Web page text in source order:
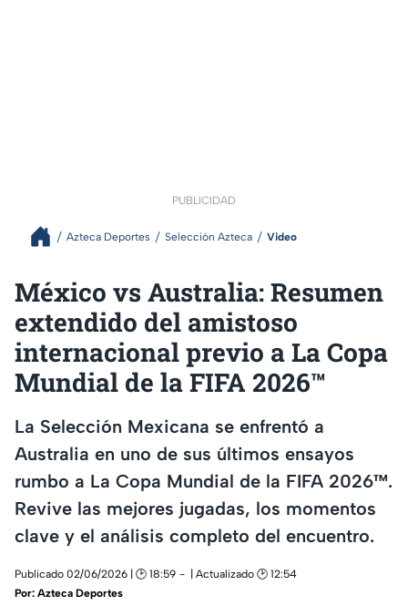
PUBLICIDAD
Azteca Deportes Selección Azteca Video
México vs Australia: Resumen
extendido del amistoso
internacional previo a La Copa
Mundial de la FIFA 2026™
La Selección Mexicana se enfrentó a
Australia en uno de sus últimos ensayos
rumbo a La Copa Mundial de la FIFA 2026™.
Revive las mejores jugadas, los momentos
clave y el análisis completo del encuentro.
Publicado 02/06/2026 | 🕑 18:59
| Actualizado 🕑 12:54
Por: Azteca Deportes